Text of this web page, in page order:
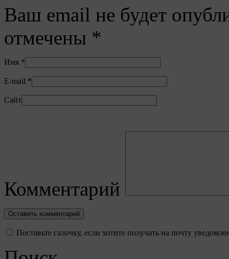
Ваш email не будет
отмечены *
Имя *
E-mail *
Сайт
Комментарий
Поставьте галочку, если хотите получать на почту